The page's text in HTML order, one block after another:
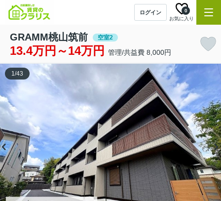
ログイン
お気に入り
0
GRAMM桃山筑前 空室2
13.4万円～14万円 管理/共益費 8,000円
1/43